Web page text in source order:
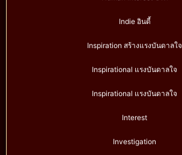
Indie อินดี้
Inspiration สร้างแรงบันดาลใจ
Inspirational แรงบันดาลใจ
Inspirational แรงบันดาลใจ
Interest
Investigation